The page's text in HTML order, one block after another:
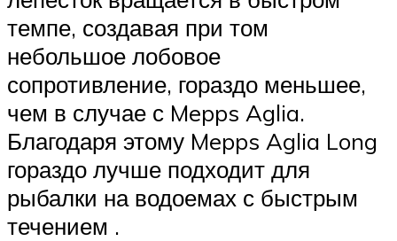
темпе, создавая при том
небольшое лобовое
сопротивление, гораздо меньшее,
чем в случае с Mepps Aglia.
Благодаря этому Mepps Aglia Long
гораздо лучше подходит для
рыбалки на водоемах с быстрым
течением .